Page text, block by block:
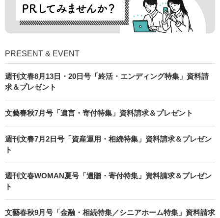
PRESENT & EVENT
週刊文春8月13日・20日号「終活・エンディング特集」資料請
求＆プレゼント
文藝春秋7月号「遺言・寄付特集」資料請求＆プレゼント
週刊文春7月2日号「資産運用・相続特集」資料請求＆プレゼン
ト
週刊文春WOMAN夏号「遺贈・寄付特集」資料請求＆プレゼン
ト
文藝春秋9月号「金融・相続特集／シニアホーム特集」資料請求